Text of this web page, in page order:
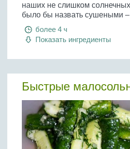
наших не слишком
было бы назвать сушеными –
более 4 ч
Показать ингредиенты
Быстрые